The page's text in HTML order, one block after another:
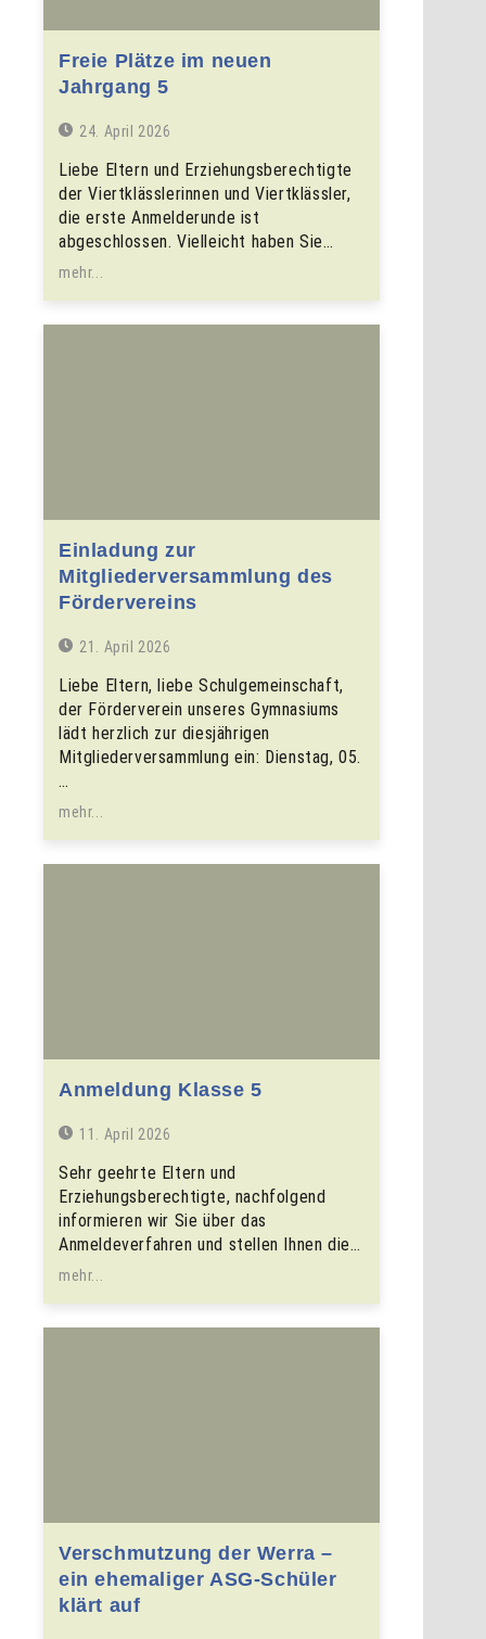
Freie Plätze im neuen
Jahrgang 5
24. April 2026
Liebe Eltern und Erziehungsberechtigte
der Viertklässlerinnen und Viertklässler,
die erste Anmelderunde ist
abgeschlossen. Vielleicht haben Sie…
mehr...
Einladung zur
Mitgliederversammlung des
Fördervereins
21. April 2026
Liebe Eltern, liebe Schulgemeinschaft,
der Förderverein unseres Gymnasiums
lädt herzlich zur diesjährigen
Mitgliederversammlung ein: Dienstag, 05.
…
mehr...
Anmeldung Klasse 5
11. April 2026
Sehr geehrte Eltern und
Erziehungsberechtigte, nachfolgend
informieren wir Sie über das
Anmeldeverfahren und stellen Ihnen die…
mehr...
Verschmutzung der Werra –
ein ehemaliger ASG-Schüler
klärt auf